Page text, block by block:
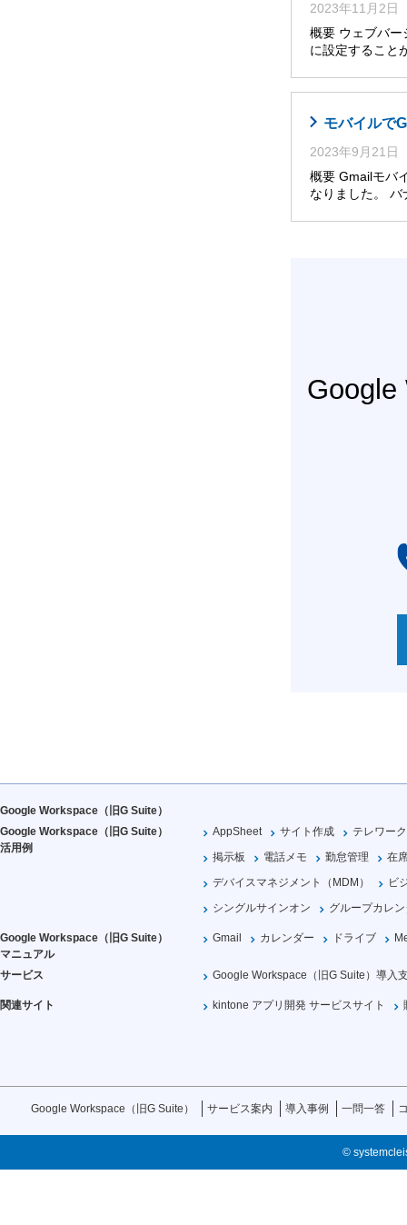
2023年11月2日
概要 ウェブバー
に設定すること
モバイルで
2023年9月21日
概要 Gmailモバ
なりました。
Google
Google Workspace（旧G Suite）
Google Workspace（旧G Suite）
活用例
AppSheet サイト作成
テレワーク
掲示板
電話メモ 勤怠管理
在
デバイスマネジメント（MDM）
ビ
シングルサインオン
グループカレ
Google Workspace（旧G Suite）
マニュアル
Gmail カレンダー ドライブ
サービス Google Workspace（旧G Suite）導入
関連サイト kintone アプリ開発 サービスサイト
Google Workspace（旧G Suite） サービス案内 導入事例 一問一答
©